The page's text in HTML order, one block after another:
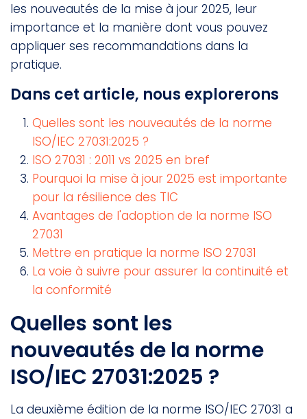
les nouveautés de la mise à jour 2025, leur
importance et la manière dont vous pouvez
appliquer ses recommandations dans la
pratique.
Dans cet article, nous explorerons
Quelles sont les nouveautés de la norme
ISO/IEC 27031:2025 ?
ISO 27031 : 2011 vs 2025 en bref
Pourquoi la mise à jour 2025 est importante
pour la résilience des TIC
Avantages de l'adoption de la norme ISO
27031
Mettre en pratique la norme ISO 27031
La voie à suivre pour assurer la continuité et
la conformité
Quelles sont les
nouveautés de la norme
ISO/IEC 27031:2025 ?
La deuxième édition de la norme ISO/IEC 27031 a